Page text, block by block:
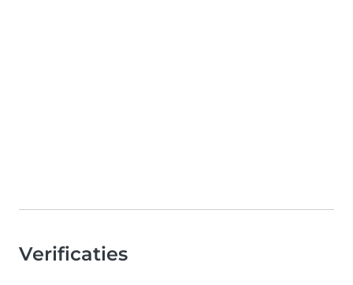
Verificaties